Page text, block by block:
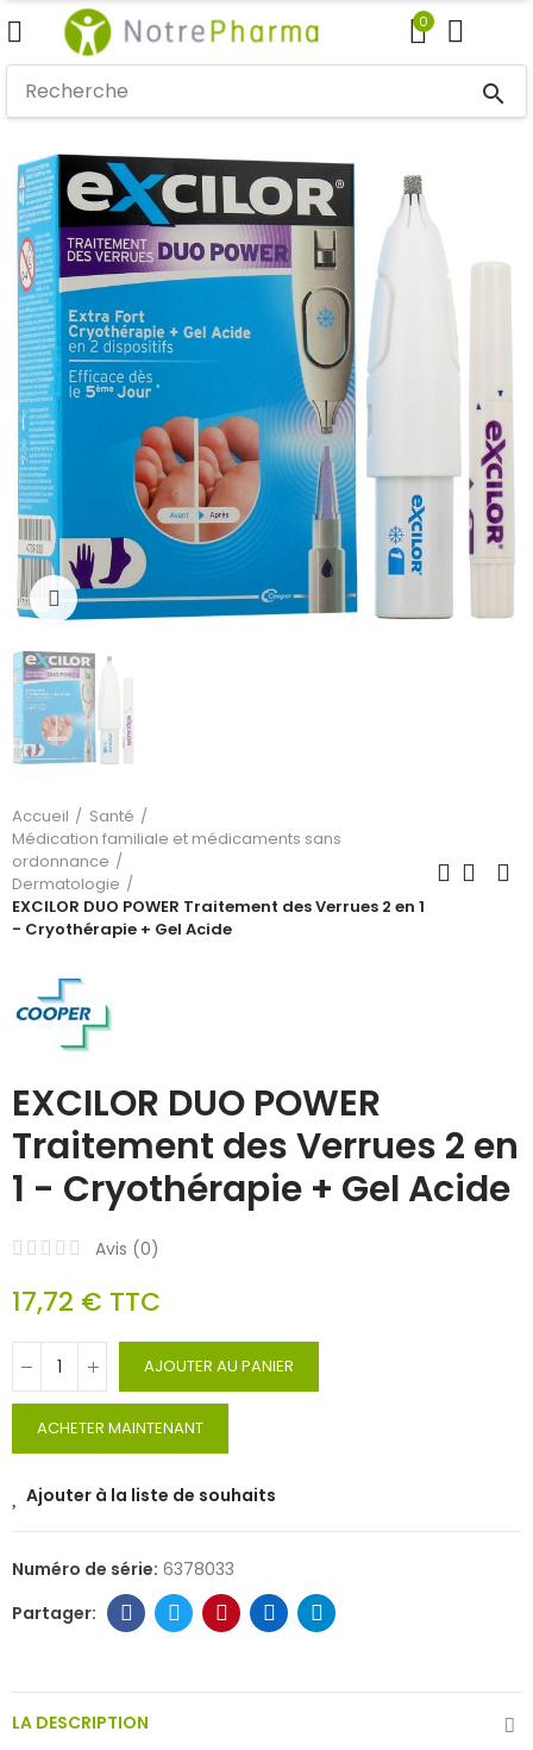
0
search
Cliquez pour agrandir
Accueil
Santé
Médication familiale et médicaments sans
ordonnance
Dermatologie
EXCILOR DUO POWER Traitement des Verrues 2 en 1
- Cryothérapie + Gel Acide
EXCILOR DUO POWER
Traitement des Verrues 2 en
1 - Cryothérapie + Gel Acide
Avis (0)
17,72 € TTC
AJOUTER AU PANIER
ACHETER MAINTENANT
Ajouter à la liste de souhaits
Numéro de série: 6378033
LA DESCRIPTION